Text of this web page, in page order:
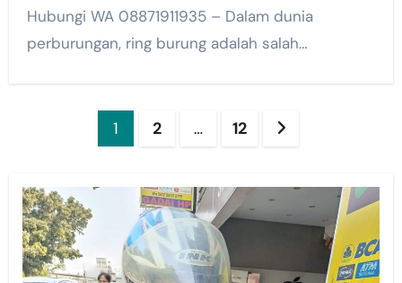
Hubungi WA 08871911935 – Dalam dunia
perburungan, ring burung adalah salah…
1 2 … 12